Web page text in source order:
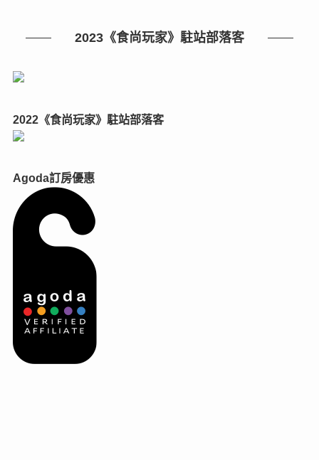
2023《食尚玩家》駐站部落客
2022《食尚玩家》駐站部落客
Agoda訂房優惠